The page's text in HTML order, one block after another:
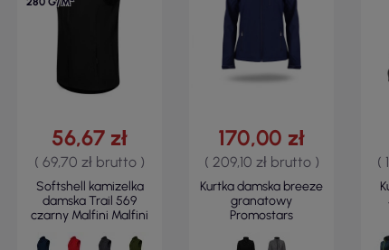
56,67 zł
( 69,70 zł brutto )
Softshell kamizelka
damska Trail 569
czarny Malfini Malfini
170,00 zł
( 209,10 zł brutto )
Kurtka damska breeze
granatowy
Promostars
(